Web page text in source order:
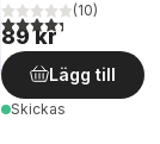
4,3utav 5 stjärnor.
(10)
89 kr
Lägg till
Skickas